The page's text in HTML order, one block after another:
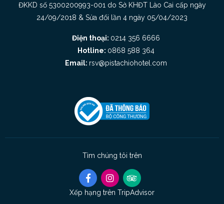
ĐKKD số 5300200993-001 do Sở KHĐT Lào Cai cấp ngày
24/09/2018 & Sửa đổi lần 4 ngày 05/04/2023
Điện thoại: 0214 356 6666
Hotline: 0868 588 364
Email: rsv@pistachiohotel.com
Tìm chúng tôi trên
Xếp hạng trên TripAdvisor